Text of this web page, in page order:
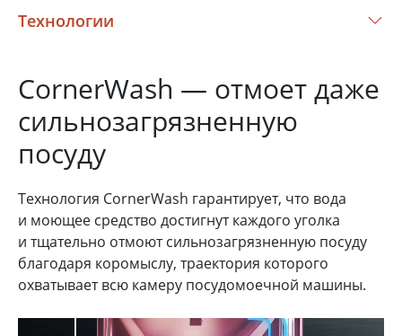
Технологии
CornerWash — отмоет даже
сильнозагрязненную
посуду
Технология CornerWash гарантирует, что вода
и моющее средство достигнут каждого уголка
и тщательно отмоют сильнозагрязненную посуду
благодаря коромыслу, траектория которого
охватывает всю камеру посудомоечной машины.